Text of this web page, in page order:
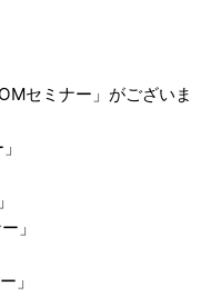
セミナー」がございま
」
」